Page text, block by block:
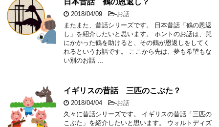
2018/04/09 -お話
またまた、昔話シリーズです。 日本昔話「鶴の恩返
し」を紹介したいと思います。 ホントのお話は、罠
にかかった鶴を助けると、その鶴が恩返しをしてく
れるというお話です。 ここから先は、夢も希望もな
い別のお話 …
イギリスの昔話 三匹のこぶた？
2018/04/04 -お話
久々に昔話シリーズです。 イギリスの昔話「三匹の
こぶた」を紹介したいと思います。 ウォルトディズ